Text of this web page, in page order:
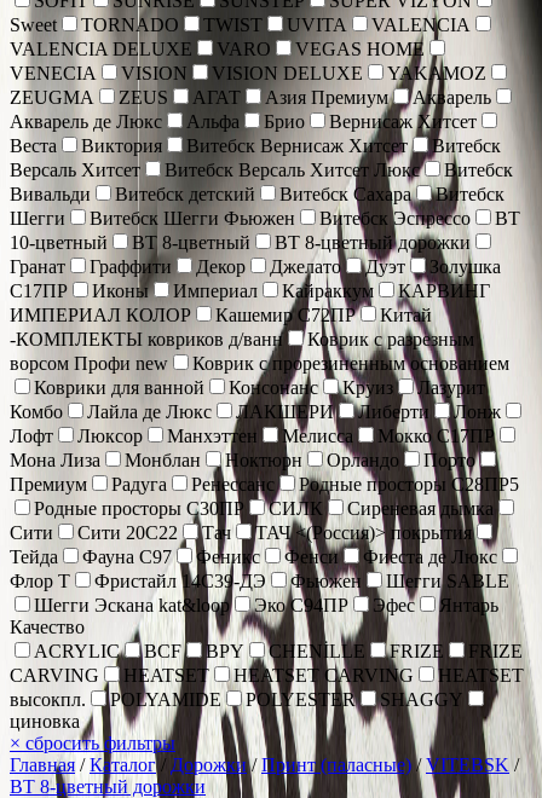
Sweet
TORNADO TWIST UVITA
VALENCIA
VALENCIA DELUXE
VARO
VEGAS HOME
VENECIA
VISION VISION DELUXE
YAKAMOZ
ZEUGMA
ZEUS АГАТ Азия Премиум
Акварель
Акварель де Люкс
Альфа Брио
Вернисаж Хитсет
Веста
Виктория Витебск Вернисаж Хитсет
Витебск
Версаль Хитсет
Витебск Версаль Хитсет Люкс
Витебск
Вивальди
Витебск детский Витебск Сахара
Витебск
Шегги
Витебск Шегги Фьюжен Витебск Эспрессо
ВТ
10-цветный
ВТ 8-цветный
ВТ 8-цветный дорожки
Гранат
Граффити Декор Джелато Дуэт
Золушка
С17ПР
Иконы Империал Кайраккум
КАРВИНГ
ИМПЕРИАЛ КОЛОР
Кашемир С72ПР
Китай
-КОМПЛЕКТЫ ковриков д/ванн
Коврик c разрезным
ворсом Профи new
Коврик с прорезиненным основанием
Коврики для ванной
Консонанс Круиз
Лазурит
Комбо
Лайла де Люкс ЛАКШЕРИ Либерти
Лонж
Лофт
Люксор Манхэттен Мелисса
Мокко С17ПР
Мона Лиза
Монблан Ноктюрн Орландо
Порто
Премиум
Радуга Ренессанс
Родные просторы С28ПР5
Родные просторы С30ПР
СИЛК
Сиреневая дымка
Сити
Сити 20С22 Тач
ТАЧ <(Россия)> покрытия
Тейда
Фауна С97 Феникс Фенси
Фиеста де Люкс
Флор Т
Фристайл 14С39-ДЭ Фьюжен
Шегги SABLE
Шегги Эскана kat&loop
Эко С94ПР Эфес
Янтарь
Качество
ACRYLIC
BCF BPY CHENİLLE FRIZE
FRIZE
CARVING
HEATSET HEATSET CARVING
HEATSET
высокпл.
POLYAMIDE POLYESTER
SHAGGY
циновка
× сбросить фильтры
Главная /Каталог/ Дорожки/Принт (паласные) /VITEBSK /
ВТ 8-цветный дорожки